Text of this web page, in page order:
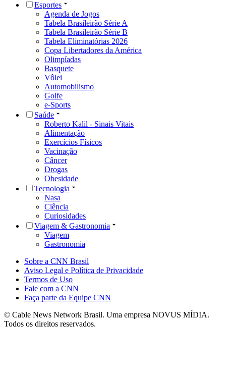
Esportes
Agenda de Jogos
Tabela Brasileirão Série A
Tabela Brasileirão Série B
Tabela Eliminatórias 2026
Copa Libertadores da América
Olimpíadas
Basquete
Vôlei
Automobilismo
Golfe
e-Sports
Saúde
Roberto Kalil - Sinais Vitais
Alimentação
Exercícios Físicos
Vacinação
Câncer
Drogas
Obesidade
Tecnologia
Nasa
Ciência
Curiosidades
Viagem & Gastronomia
Viagem
Gastronomia
Sobre a CNN Brasil
Aviso Legal e Política de Privacidade
Termos de Uso
Fale com a CNN
Faça parte da Equipe CNN
© Cable News Network Brasil. Uma empresa NOVUS MÍDIA.
Todos os direitos reservados.